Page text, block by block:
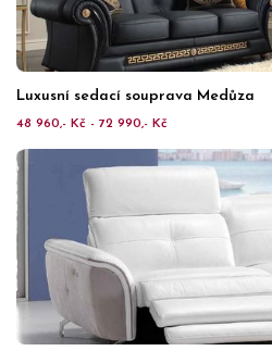
Luxusní sedací souprava Medůza
48 960,- Kč - 72 990,- Kč